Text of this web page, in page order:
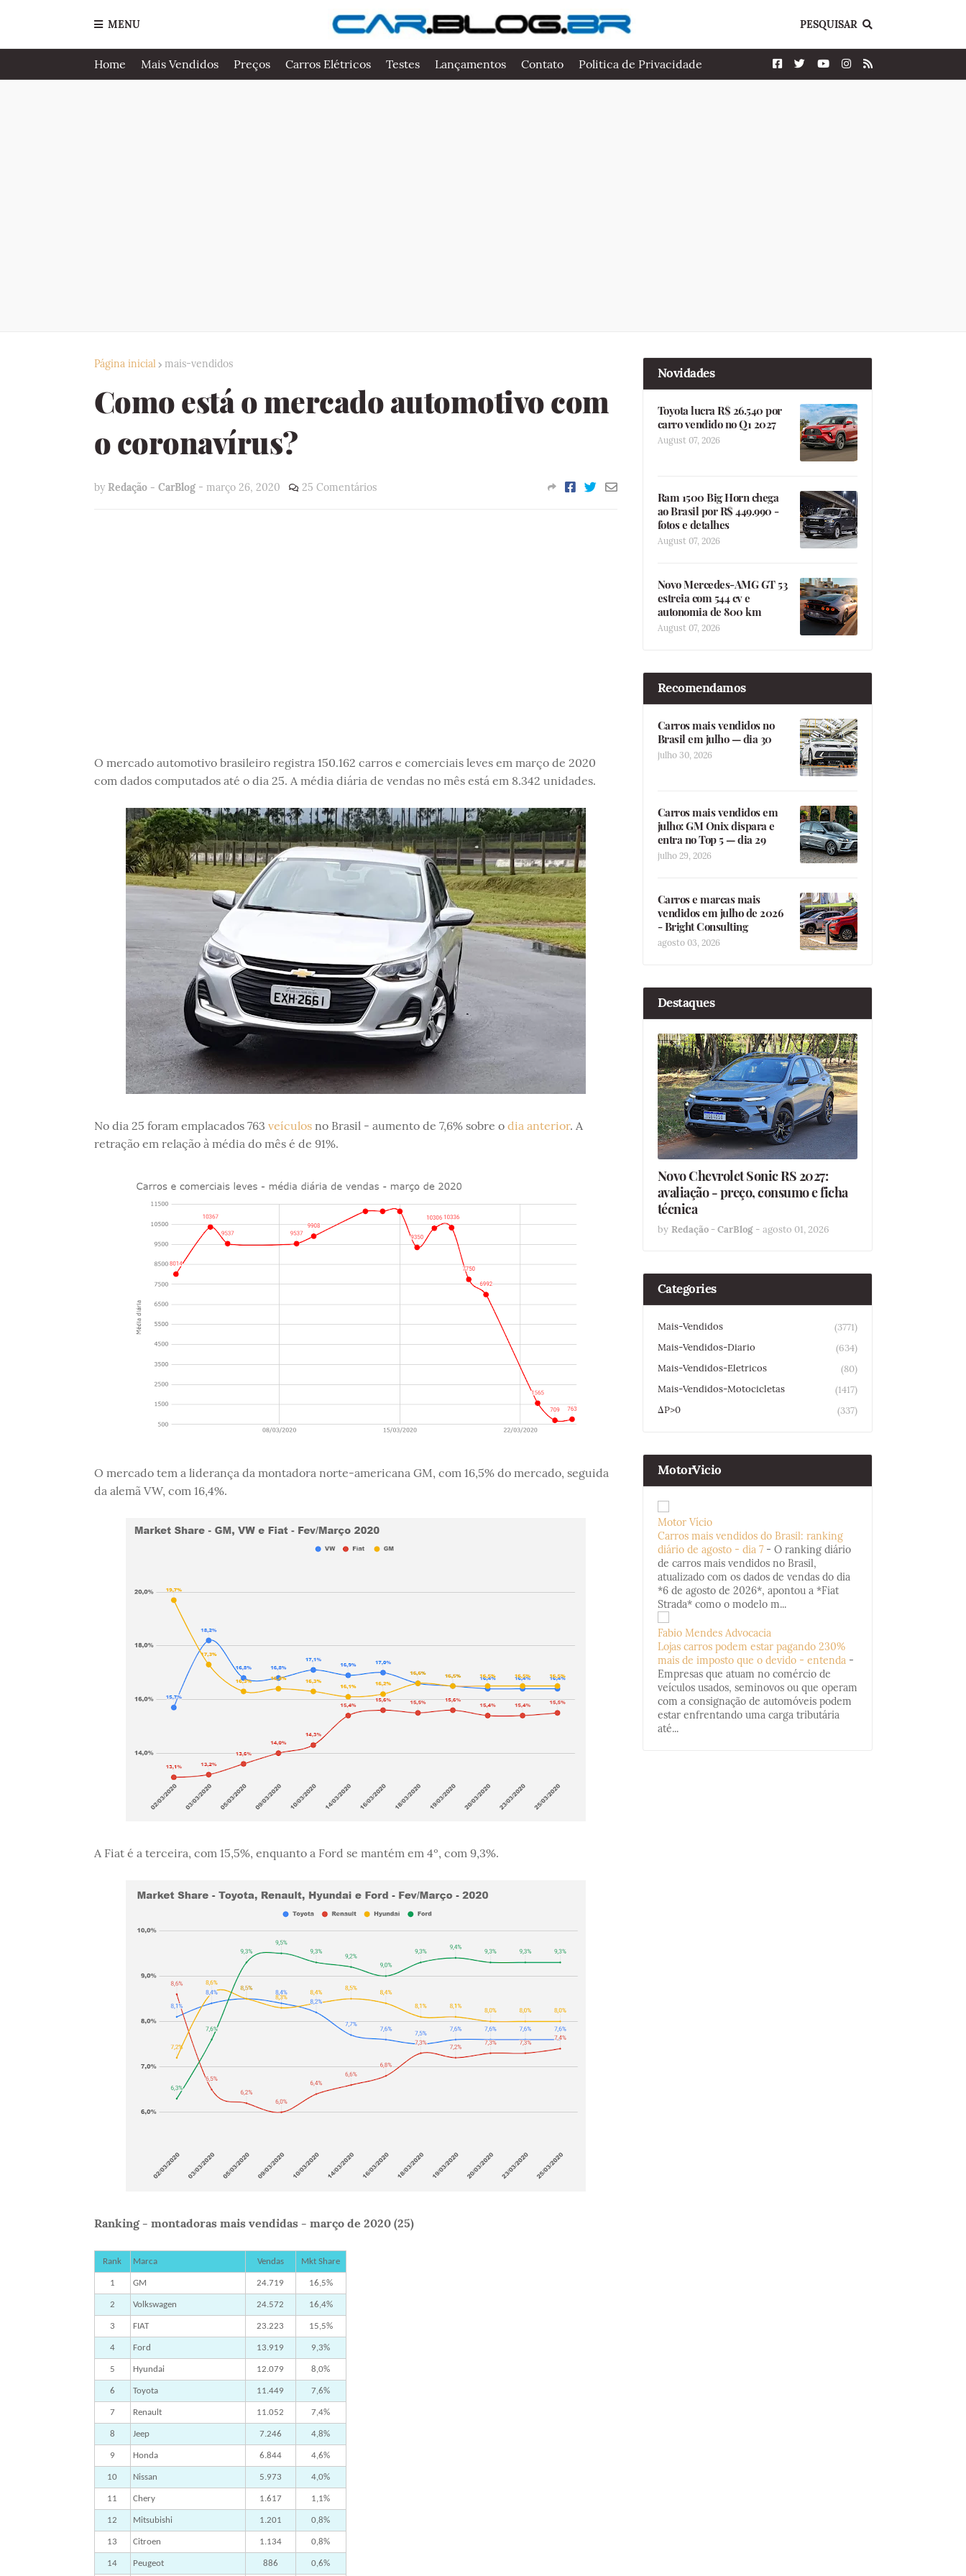
MENU PESQUISAR
Home Mais Vendidos Preços Carros Elétricos Testes Lançamentos Contato Politica de Privacidade
Página inicial mais-vendidos
Como está o mercado automotivo com
o coronavírus?
by Redação - CarBlog - março 26, 2020 25 Comentários
O mercado automotivo brasileiro registra 150.162 carros e comerciais leves em março de 2020
com dados computados até o dia 25. A média diária de vendas no mês está em 8.342 unidades.
No dia 25 foram emplacados 763 veículosno Brasil - aumento de 7,6% sobre o dia anterior. A
retração em relação à média do mês é de 91%.
O mercado tem a liderança da montadora norte-americana GM, com 16,5% do mercado, seguida
da alemã VW, com 16,4%.
A Fiat é a terceira, com 15,5%, enquanto a Ford se mantém em 4º, com 9,3%.
Ranking - montadoras mais vendidas - março de 2020 (25)
Rank Marca Vendas Mkt Share
1 GM 24.719 16,5%
2 Volkswagen 24.572 16,4%
3 FIAT 23.223 15,5%
4 Ford 13.919 9,3%
5 Hyundai 12.079 8,0%
6 Toyota 11.449 7,6%
7 Renault 11.052 7,4%
8 Jeep 7.246 4,8%
9 Honda 6.844 4,6%
10 Nissan 5.973 4,0%
11 Chery 1.617 1,1%
12 Mitsubishi 1.201 0,8%
13 Citroen 1.134 0,8%
14 Peugeot 886 0,6%
Novidades
Toyota lucra R$ 26.540 por
carro vendido no Q1 2027
August 07, 2026
Ram 1500 Big Horn chega
ao Brasil por R$ 449.990 -
fotos e detalhes
August 07, 2026
Novo Mercedes-AMG GT 53
estreia com 544 cv e
autonomia de 800 km
August 07, 2026
Recomendamos
Carros mais vendidos no
Brasil em julho — dia 30
julho 30, 2026
Carros mais vendidos em
julho: GM Onix dispara e
entra no Top 5 — dia 29
julho 29, 2026
Carros e marcas mais
vendidos em julho de 2026
- Bright Consulting
agosto 03, 2026
Destaques
Novo Chevrolet Sonic RS 2027:
avaliação - preço, consumo e ficha
técnica
by Redação - CarBlog - agosto 01, 2026
Categories
Mais-Vendidos
(3771)
Mais-Vendidos-Diario
(634)
Mais-Vendidos-Eletricos
(80)
Mais-Vendidos-Motocicletas
(1417)
ΔP>0
(337)
MotorVicio
Motor Vício
Carros mais vendidos do Brasil: ranking
diário de agosto - dia 7 - O ranking diário
de carros mais vendidos no Brasil,
atualizado com os dados de vendas do dia
*6 de agosto de 2026*, apontou a *Fiat
Strada* como o modelo m...
Fabio Mendes Advocacia
Lojas carros podem estar pagando 230%
mais de imposto que o devido - entenda -
Empresas que atuam no comércio de
veículos usados, seminovos ou que operam
com a consignação de automóveis podem
estar enfrentando uma carga tributária
até...